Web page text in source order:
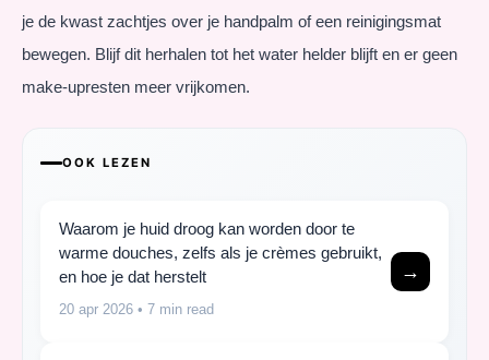
je de kwast zachtjes over je handpalm of een reinigingsmat
bewegen. Blijf dit herhalen tot het water helder blijft en er geen
make-upresten meer vrijkomen.
OOK LEZEN
Waarom je huid droog kan worden door te
warme douches, zelfs als je crèmes gebruikt,
en hoe je dat herstelt
20 apr 2026 • 7 min read
→